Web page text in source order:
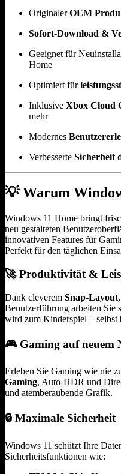
OriginalerOEM
Sofort-Download &
Geeignet für
Home
Optimiert für
Inklusive Xbox Cloud
mehr
Modernes
Verbesserte Sicherheit
💡Warum
Windows 11 Home bringt
neu gestalteten
innovativen Features für
Perfekt für den täglichen
🚀Produktivität &
Dank cleverem Snap-Layout
Benutzerführung arbeiten Sie
wird zum Kinderspiel –
🎮 Gaming auf neuem
Erleben Sie Gaming wie nie
Gaming, Auto-HDR und
und atemberaubende Grafik.
🔒 Maximale Sicherheit
Windows 11 schützt Ihre
Sicherheitsfunktionen wie: